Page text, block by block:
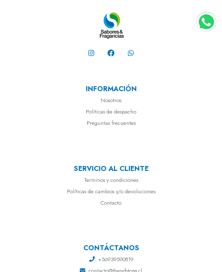
INFORMACIÓN
Nosotros
Políticas de despacho
Preguntas frecuentes
SERVICIO AL CLIENTE
Terminos y condiciones
Políticas de cambios y/o devoluciones
Contacto
CONTÁCTANOS
+56939590819